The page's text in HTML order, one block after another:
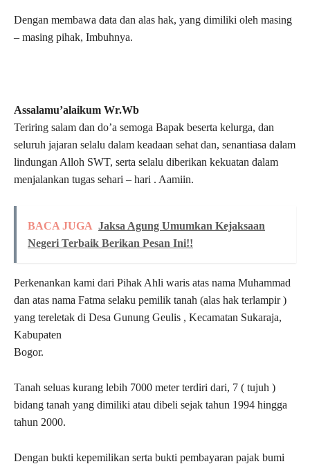
Dengan membawa data dan alas hak, yang dimiliki oleh masing
– masing pihak, Imbuhnya.
Assalamu’alaikum Wr.Wb
Teriring salam dan do’a semoga Bapak beserta kelurga, dan
seluruh jajaran selalu dalam keadaan sehat dan, senantiasa dalam
lindungan Alloh SWT, serta selalu diberikan kekuatan dalam
menjalankan tugas sehari – hari . Aamiin.
BACA JUGA Jaksa Agung Umumkan Kejaksaan
Negeri Terbaik Berikan Pesan Ini!!
Perkenankan kami dari Pihak Ahli waris atas nama Muhammad
dan atas nama Fatma selaku pemilik tanah (alas hak terlampir )
yang tereletak di Desa Gunung Geulis , Kecamatan Sukaraja,
Kabupaten
Bogor.
Tanah seluas kurang lebih 7000 meter terdiri dari, 7 ( tujuh )
bidang tanah yang dimiliki atau dibeli sejak tahun 1994 hingga
tahun 2000.
Dengan bukti kepemilikan serta bukti pembayaran pajak bumi